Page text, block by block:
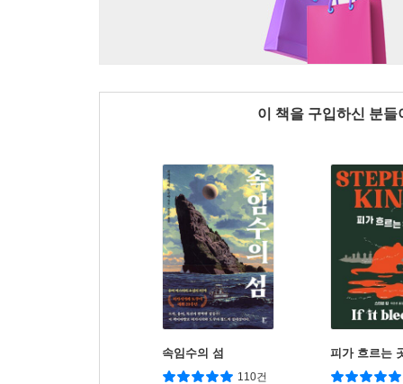
이 책을 구입하신 분
속임수의 섬
110건
피가 흐르는